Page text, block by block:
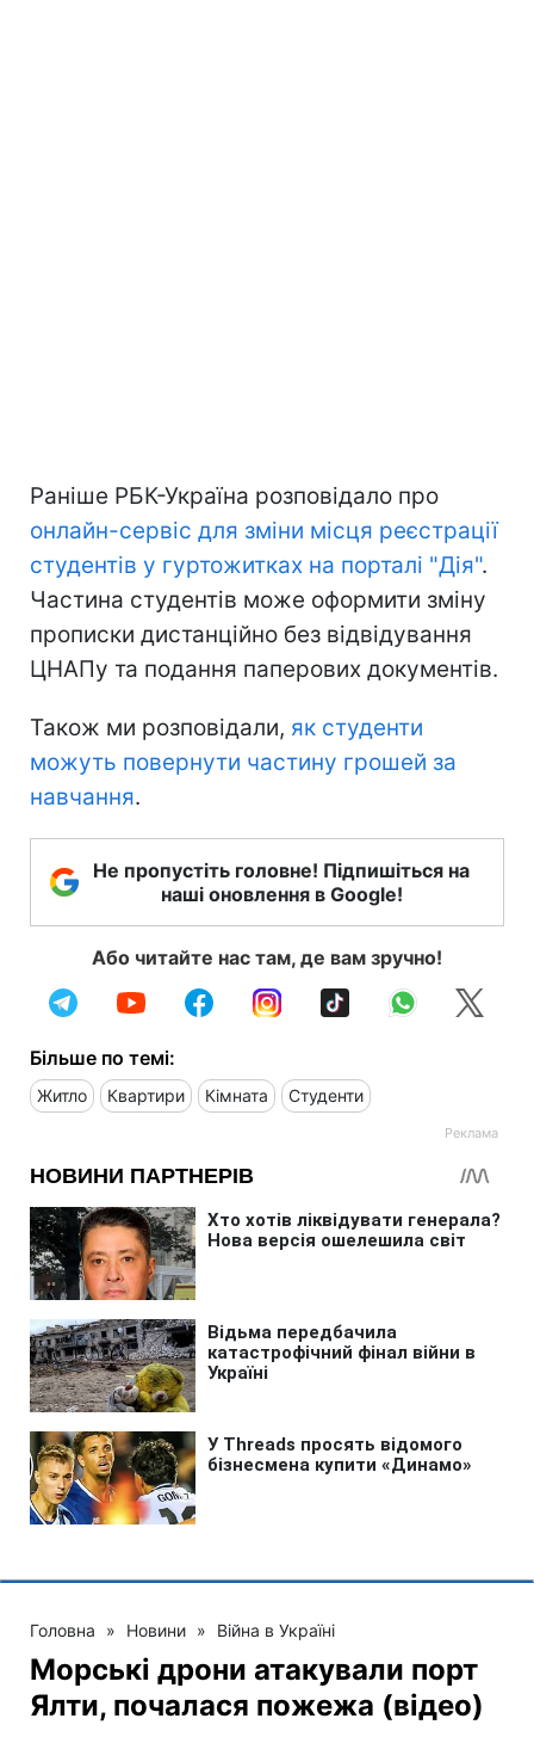
Раніше РБК-Україна розповідало про
онлайн-сервіс для зміни місця реєстрації
студентів у гуртожитках на порталі "Дія".
Частина студентів може оформити зміну
прописки дистанційно без відвідування
ЦНАПу та подання паперових документів.
Також ми розповідали, як студенти
можуть повернути частину грошей за
навчання.
Не пропустіть головне! Підпишіться на
наші оновлення в Google!
Або читайте нас там, де вам зручно!
Більше по темі:
Житло Квартири Кімната Студенти
Головна » Новини » Війна в Україні
Морські дрони атакували порт
Ялти, почалася пожежа (відео)